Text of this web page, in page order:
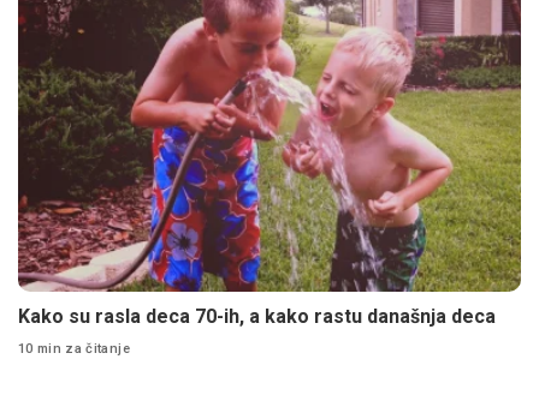
Kako su rasla deca 70-ih, a kako rastu današnja deca
10 min za čitanje